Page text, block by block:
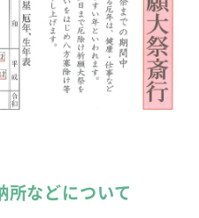
所などについて